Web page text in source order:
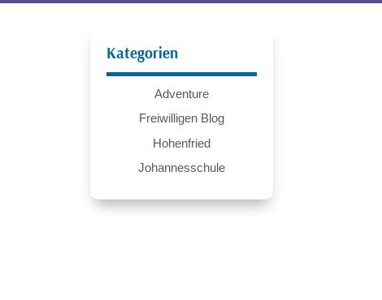
Kategorien
Adventure
Freiwilligen Blog
Hohenfried
Johannesschule